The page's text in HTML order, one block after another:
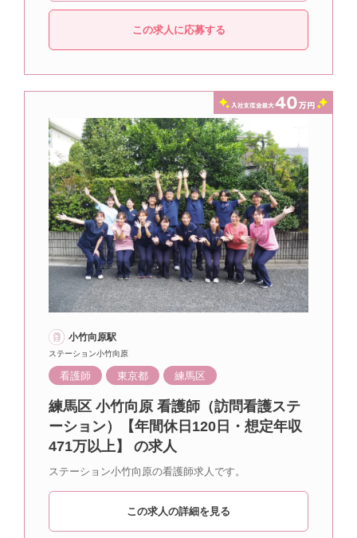
この求人に応募する
小竹向原駅
ステーション小竹向原
看護師 東京都 練馬区
練馬区 小竹向原 看護師（訪問看護ステ
ーション）【年間休日120日・想定年収
471万以上】 の求人
ステーション小竹向原の看護師求人です。
この求人の詳細を見る